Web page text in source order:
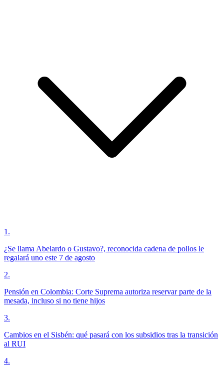
1 .
¿Se llama Abelardo o Gustavo?, reconocida cadena de pollos le
regalará uno este 7 de agosto
2.
Pensión en Colombia: Corte Suprema autoriza reservar parte de la
mesada, incluso si no tiene hijos
3.
Cambios en el Sisbén: qué pasará con los subsidios tras la transición
al RUI
4.